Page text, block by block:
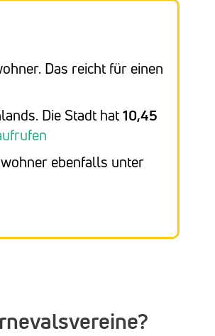
Das reicht für einen
Die Stadt hat10,45
ebenfalls unter